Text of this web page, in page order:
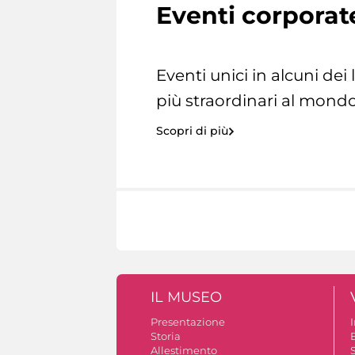
Eventi
Eventi unici in alcuni dei
più straordinari al
Scopri di più
IL MUSEO
Presentazione
Storia
Allestimento